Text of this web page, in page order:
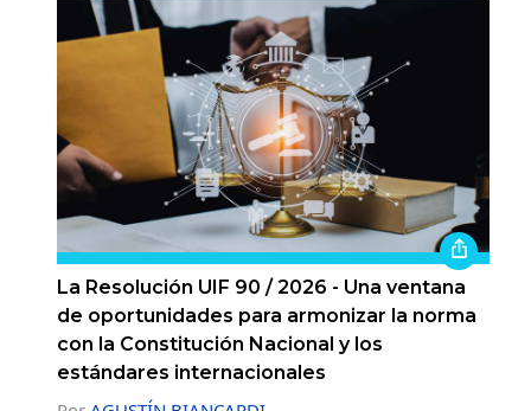
La Resolución UIF 90 / 2026 - Una ventana
de oportunidades para armonizar la norma
con la Constitución Nacional y los
estándares internacionales